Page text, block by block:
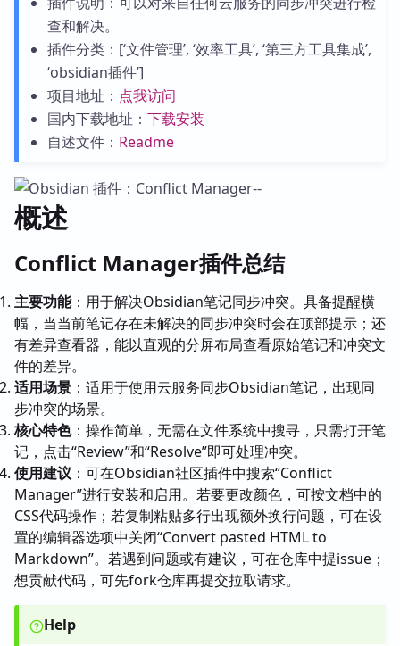
查和解决。
插件分类：[‘文件管理’, ‘效率工具’, ‘第三方工具集成’,
‘obsidian插件’]
项目地址： 点我访问
国内下载地址： 下载安装
自述文件： Readme
概述
Conflict Manager插件总结
主要功能：用于解决Obsidian笔记同步冲突。具备提醒横
幅，当当前笔记存在未解决的同步冲突时会在顶部提示；还
有差异查看器，能以直观的分屏布局查看原始笔记和冲突文
件的差异。
适用场景 ：适用于使用云服务同步Obsidian笔记，出现同
步冲突的场景。
核心特色：操作简单，无需在文件系统中搜寻，只需打开笔
记，点击“Review”和“Resolve”即可处理冲突。
使用建议 ：可在Obsidian社区插件中搜索“Conflict
Manager”进行安装和启用。若要更改颜色，可按文档中的
CSS代码操作；若复制粘贴多行出现额外换行问题，可在设
置的编辑器选项中关闭“Convert pasted HTML to
Markdown”。若遇到问题或有建议，可在仓库中提issue；
想贡献代码，可先fork仓库再提交拉取请求。
Help